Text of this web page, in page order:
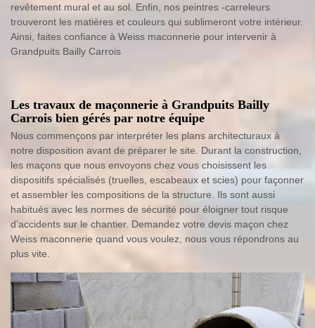
revêtement mural et au sol. Enfin, nos peintres -carreleurs
trouveront les matières et couleurs qui sublimeront votre intérieur.
Ainsi, faites confiance à Weiss maconnerie pour intervenir à
Grandpuits Bailly Carrois
Les travaux de maçonnerie à Grandpuits Bailly
Carrois bien gérés par notre équipe
Nous commençons par interpréter les plans architecturaux à
notre disposition avant de préparer le site. Durant la construction,
les maçons que nous envoyons chez vous choisissent les
dispositifs spécialisés (truelles, escabeaux et scies) pour façonner
et assembler les compositions de la structure. Ils sont aussi
habitués avec les normes de sécurité pour éloigner tout risque
d’accidents sur le chantier. Demandez votre devis maçon chez
Weiss maconnerie quand vous voulez, nous vous répondrons au
plus vite.